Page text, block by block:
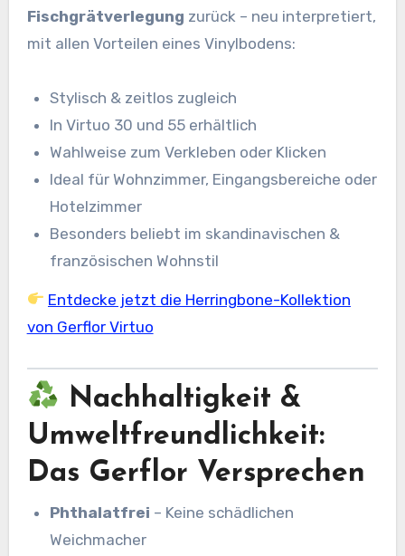
Fischgrätverlegung zurück – neu interpretiert,
mit allen Vorteilen eines Vinylbodens:
Stylisch & zeitlos zugleich
In Virtuo 30 und 55 erhältlich
Wahlweise zum Verkleben oder Klicken
Ideal für Wohnzimmer, Eingangsbereiche oder
Hotelzimmer
Besonders beliebt im skandinavischen &
französischen Wohnstil
Entdecke jetzt die Herringbone-Kollektion
von Gerflor Virtuo
Nachhaltigkeit &
Umweltfreundlichkeit:
Das Gerflor Versprechen
Phthalatfrei – Keine schädlichen
Weichmacher